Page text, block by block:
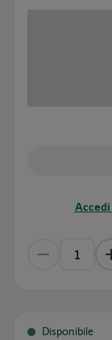
Disponibile